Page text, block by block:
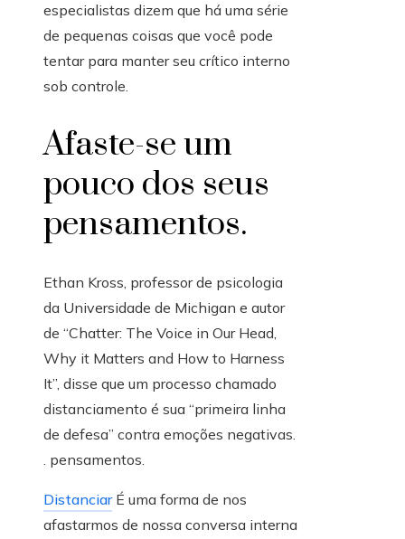
especialistas dizem que há uma série
de pequenas coisas que você pode
tentar para manter seu crítico interno
sob controle.
Afaste-se um
pouco dos seus
pensamentos.
Ethan Kross, professor de psicologia
da Universidade de Michigan e autor
de “Chatter: The Voice in Our Head,
Why it Matters and How to Harness
It”, disse que um processo chamado
distanciamento é sua “primeira linha
de defesa” contra emoções negativas.
. pensamentos.
DistanciarÉ uma forma de nos
afastarmos de nossa conversa interna